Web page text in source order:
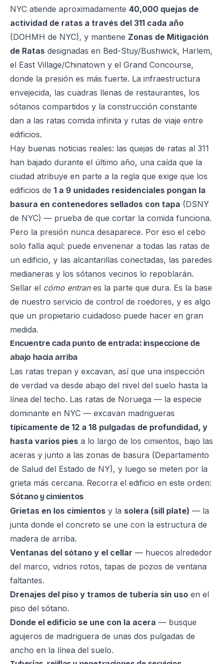
NYC atiende aproximadamente 40,000 quejas de
actividad de ratas a través del 311 cada año
(DOHMH de NYC), y mantiene Zonas de Mitigación
de Ratas designadas en Bed-Stuy/Bushwick, Harlem,
el East Village/Chinatown y el Grand Concourse,
donde la presión es más fuerte. La infraestructura
envejecida, las cuadras llenas de restaurantes, los
sótanos compartidos y la construcción constante
dan a las ratas comida infinita y rutas de viaje entre
edificios.
Hay buenas noticias reales: las quejas de ratas al 311
han bajado durante el último año, una caída que la
ciudad atribuye en parte a la regla que exige que los
edificios de 1 a 9 unidades residenciales pongan la
basura en contenedores sellados con tapa (DSNY
de NYC) — prueba de que cortar la comida funciona.
Pero la presión nunca desaparece. Por eso el cebo
solo falla aquí: puede envenenar a todas las ratas de
un edificio, y las alcantarillas conectadas, las paredes
medianeras y los sótanos vecinos lo repoblarán.
Sellar el cómo entranes la parte que dura. Es la base
de nuestro servicio de control de roedores, y es algo
que un propietario cuidadoso puede hacer en gran
medida.
Encuentre cada punto de entrada: inspeccione de
abajo hacia arriba
Las ratas trepan y excavan, así que una inspección
de verdad va desde abajo del nivel del suelo hasta la
línea del techo. Las ratas de Noruega — la especie
dominante en NYC — excavan madrigueras
típicamente de 12 a 18 pulgadas de profundidad, y
hasta varios pies a lo largo de los cimientos, bajo las
aceras y junto a las zonas de basura (Departamento
de Salud del Estado de NY), y luego se meten por la
grieta más cercana. Recorra el edificio en este orden:
Sótano y cimientos
Grietas en los cimientos y la solera (sill plate) — la
junta donde el concreto se une con la estructura de
madera de arriba.
Ventanas del sótano y el cellar — huecos alrededor
del marco, vidrios rotos, tapas de pozos de ventana
faltantes.
Drenajes del piso y tramos de tubería sin uso en el
piso del sótano.
Donde el edificio se une con la acera — busque
agujeros de madriguera de unas dos pulgadas de
ancho en la línea del suelo.